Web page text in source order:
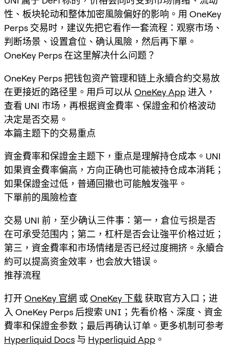
性、板块轮动和整体加密風險偏好的影响。用 OneKey
Perps 交易时，建议先把它看作一套流程：观察市场、
判断场景、设置倉位、确认風險，然后再下單。
OneKey Perps 在这里解决什么问题？
OneKey Perps 把钱包资产管理和链上永續合約交易放
在更接近的路径里。用戶可以从 OneKey App进入，
查看 UNI 市场，再根据資金費率、保證金和价格波动
决定是否交易。
本篇主题下的交易重点
資金費率和保證金主题下，重点是理解持仓成本。UNI
如果資金費率偏高，方向正确也可能被持仓成本消耗；
如果保證金过低，普通回撤也可能触发強平。
下單前的風險检查
交易 UNI 前，至少确认三件事：第一，倉位亏损是否
在可承受范围内；第二，杠杆是否会让強平价格过近；
第三，資金費率和市场情绪是否已经过度拥挤。永續合
約可以提高资金效率，也会放大错误。
推荐流程
打开 OneKey 官網 或OneKey 下载 获取官方入口；进
入 OneKey Perps 后搜索 UNI ；先看价格、深度、資金
費率和保證金参数；最后再确认订单。更多机制可参考
Hyperliquid Docs 与 Hyperliquid App 。